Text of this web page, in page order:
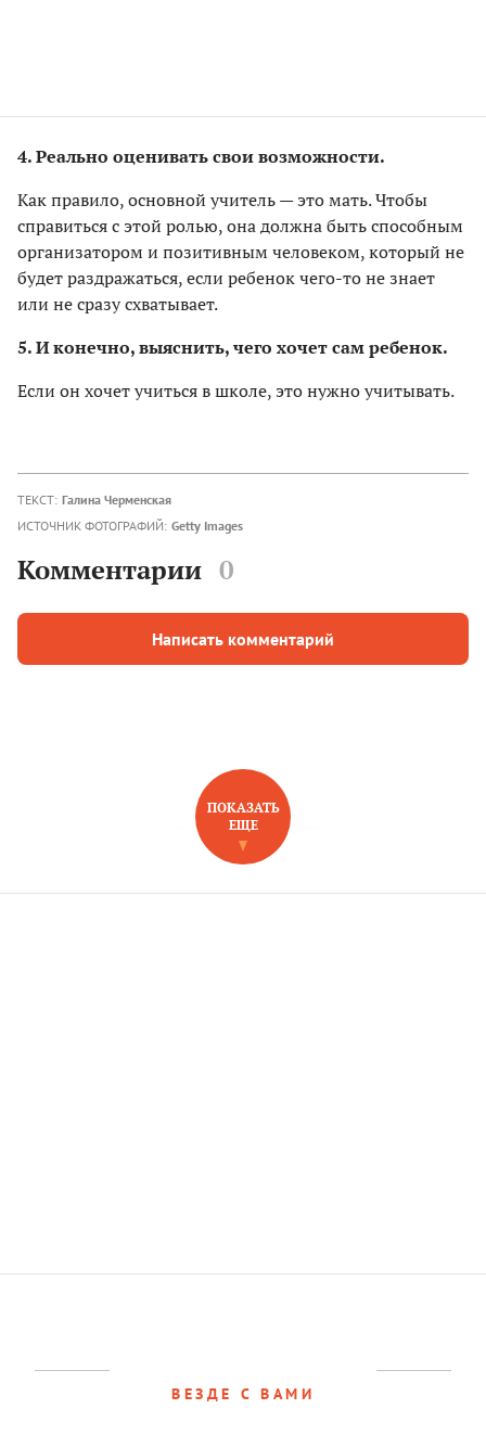
4. Реально оценивать свои возможности.
Как правило, основной учитель — это мать. Чтобы
справиться с этой ролью, она должна быть способным
организатором и позитивным человеком, который не
будет раздражаться, если ребенок чего-то не знает
или не сразу схватывает.
5. И конечно, выяснить, чего хочет сам ребенок.
Если он хочет учиться в школе, это нужно учитывать.
ТЕКСТ: Галина Черменская
ИСТОЧНИК ФОТОГРАФИЙ: Getty Images
Комментарии 0
Написать комментарий
НОВОЕ НА САЙТЕ
ПОКАЗАТЬ
ЕЩЕ
ВЕЗДЕ С ВАМИ